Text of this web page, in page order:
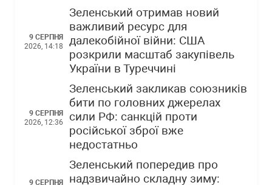
9 СЕРПНЯ
2026, 14:18
Зеленський отримав новий
важливий ресурс для
далекобійної війни: США
розкрили масштаб закупівель
України в Туреччині
9 СЕРПНЯ
2026, 12:36
Зеленський закликав союзників
бити по головних джерелах
сили РФ: санкцій проти
російської зброї вже
недостатньо
9 СЕРПНЯ
Зеленський попередив про
надзвичайно складну зиму: